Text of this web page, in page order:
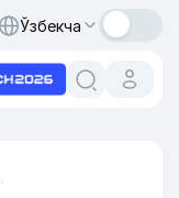
Ўзбекча